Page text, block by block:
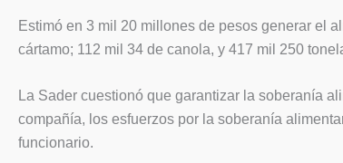
Estimó en 3 mil 20 millones de pesos generar el
cártamo; 112 mil 34 de canola, y 417 mil 250
La Sader cuestionó que garantizar la soberanía
compañía, los esfuerzos por la soberanía
funcionario.